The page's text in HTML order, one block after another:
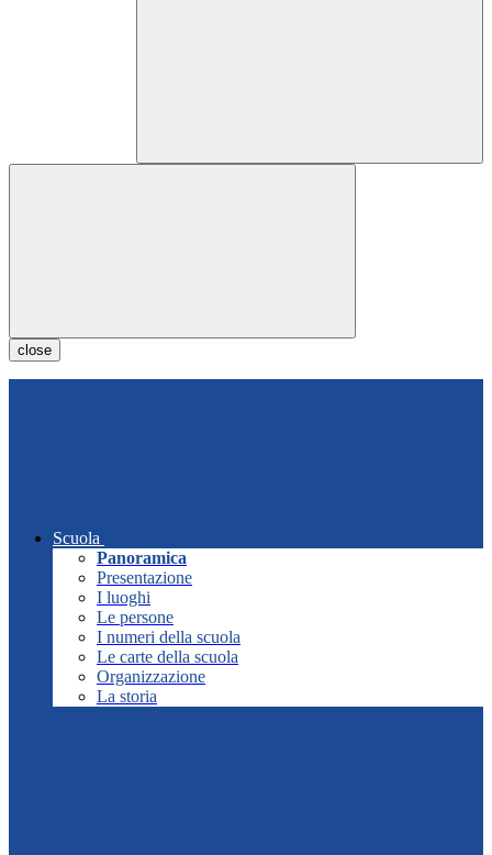
close
Scuola
Panoramica
Presentazione
I luoghi
Le persone
I numeri della scuola
Le carte della scuola
Organizzazione
La storia